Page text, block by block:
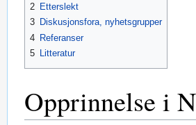
2 Etterslekt
3 Diskusjonsfora, nyhetsgrupper
4 Referanser
5
Litteratur
Opprinnelse i